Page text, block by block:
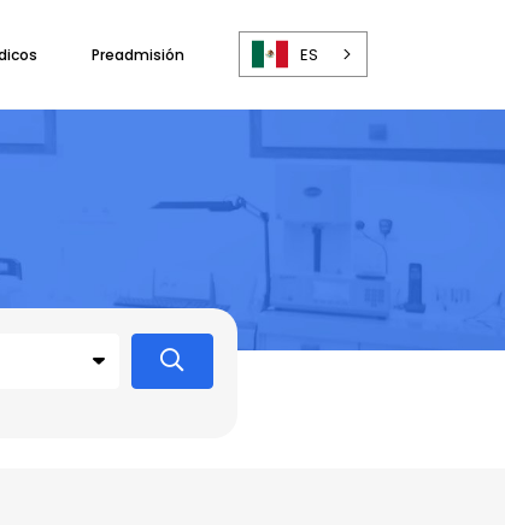
Preadmisión ES